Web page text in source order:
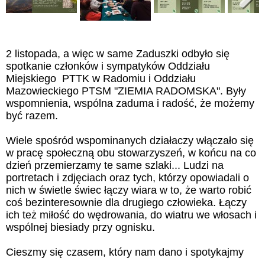
Next
2 listopada, a więc w same Zaduszki odbyło się
spotkanie członków i sympatyków Oddziału
Miejskiego PTTK w Radomiu i Oddziału
Mazowieckiego PTSM "ZIEMIA RADOMSKA". Były
wspomnienia, wspólna zaduma i radość, że możemy
być razem.
Wiele spośród wspominanych działaczy włączało się
w pracę społeczną obu stowarzyszeń, w końcu na co
dzień przemierzamy te same szlaki... Ludzi na
portretach i zdjęciach oraz tych, którzy opowiadali o
nich w świetle świec łączy wiara w to, że warto robić
coś bezinteresownie dla drugiego człowieka. Łączy
ich też miłość do wędrowania, do wiatru we włosach i
wspólnej biesiady przy ognisku.
Cieszmy się czasem, który nam dano i spotykajmy